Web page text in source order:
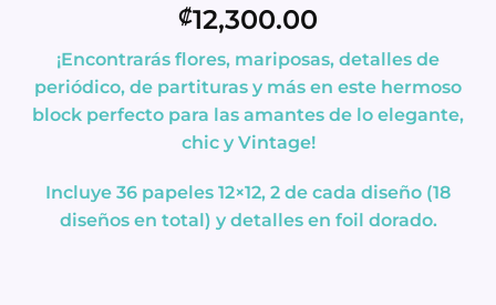
₡12,300.00
¡Encontrarás flores, mariposas, detalles de
periódico, de partituras y más en este hermoso
block perfecto para las amantes de lo elegante,
chic y Vintage!
Incluye 36 papeles 12×12, 2 de cada diseño (18
diseños en total) y detalles en foil dorado.